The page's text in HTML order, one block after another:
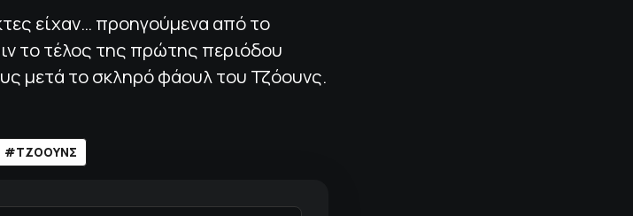
είχαν… προηγούμενα από το
το τέλος της πρώτης περιόδου
μετά το σκληρό φάουλ του Τζόουνς.
#ΤΖΟΟΥΝΣ